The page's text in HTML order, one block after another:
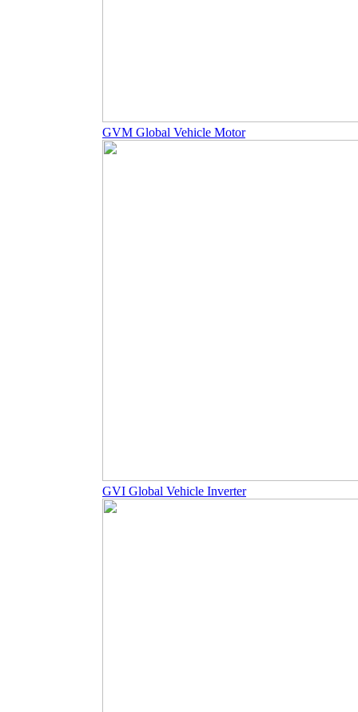
GVM Global Vehicle Motor
GVI Global Vehicle Inverter